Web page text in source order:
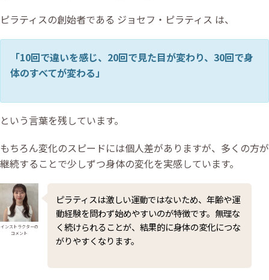
ピラティスの創始者である ジョセフ・ピラティス は、
「10回で違いを感じ、20回で見た目が変わり、30回で身
体のすべてが変わる」
という言葉を残しています。
もちろん変化のスピードには個人差がありますが、多くの方が
継続することで少しずつ身体の変化を実感しています。
インストラクターの
コメント
ピラティスは激しい運動ではないため、年齢や運
動経験を問わず始めやすいのが特徴です。無理な
く続けられることが、結果的に身体の変化につな
がりやすくなります。